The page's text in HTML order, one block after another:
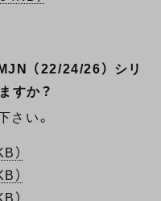
（22/24/26） シリ
すか？
さい。
）
）
）